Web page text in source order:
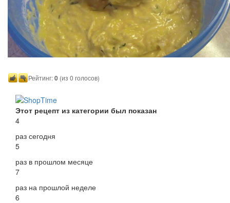
Рейтинг:0 (из 0 голосов)
Этот рецепт из категории был показан
4
раз сегодня
5
раз в прошлом месяце
7
раз на прошлой неделе
6